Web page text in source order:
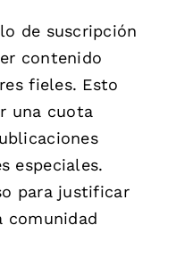
de suscripción
contenido
fieles. Esto
una cuota
especiales.
para justificar
comunidad